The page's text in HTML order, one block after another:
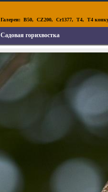
Галереи: B50, CZ200, Cr1377, T4, T4
Садовая горихвостка